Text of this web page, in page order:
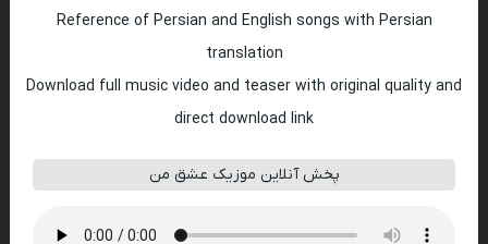
Reference of Persian and English songs with Persian
translation
Download full music video and teaser with original quality and
direct download link
پخش آنلاین موزیک عشق من